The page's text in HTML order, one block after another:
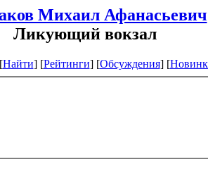
Михаил Афанасьевич
Ликующий вокзал
[Найти] [Рейтинги] [Обсуждения] [